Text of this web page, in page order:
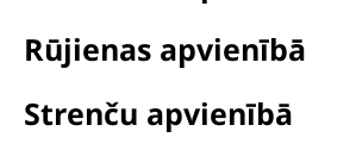
Rūjienas apvienībā
Strenču apvienībā